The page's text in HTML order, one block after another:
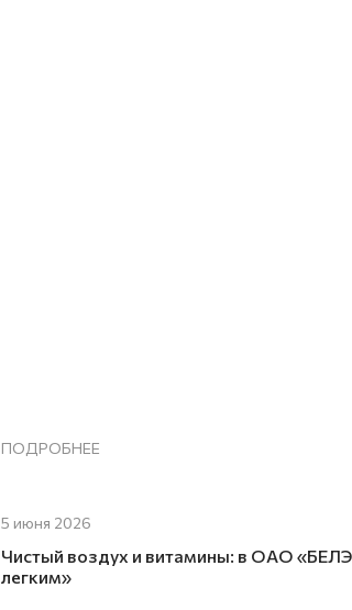
ПОДРОБНЕЕ
5 июня 2026
Чистый воздух и витамины: в ОАО
легким»